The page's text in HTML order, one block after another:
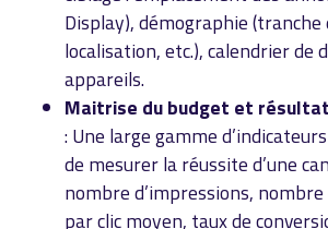
Display), démographie (tranche
localisation, etc.), calendrier de
appareils.
Maitrise du budget et
: Une large gamme
de mesurer la réussite d’une
nombre d’impressions, nombre
par clic moyen, taux de